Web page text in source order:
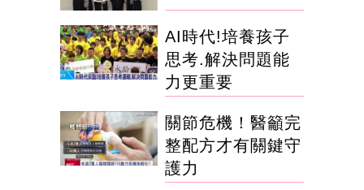
AI時代!培養孩子
思考.解決問題能
力更重要
關節危機！醫籲完
整配方才有關鍵守
護力